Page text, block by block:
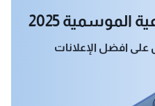
2025
افضل الإعلانات